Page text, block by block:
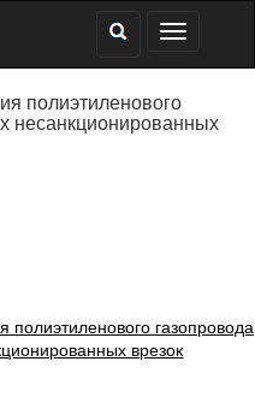
полиэтиленового
несанкционированных